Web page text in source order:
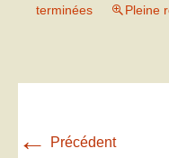
terminées
Pleine
← Précédent